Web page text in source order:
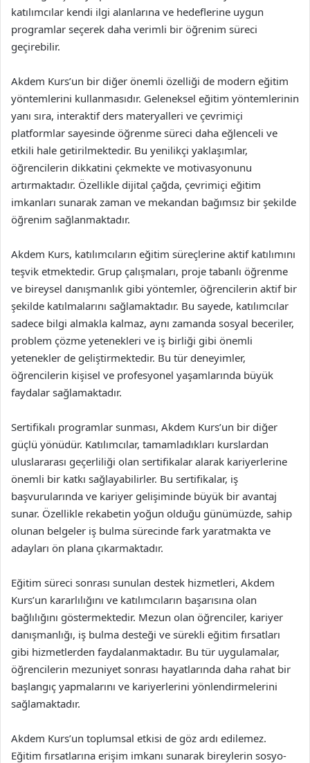
katılımcılar kendi ilgi alanlarına ve hedeflerine uygun
programlar seçerek daha verimli bir öğrenim süreci
geçirebilir.
Akdem Kurs’un bir diğer önemli özelliği de modern eğitim
yöntemlerini kullanmasıdır. Geleneksel eğitim yöntemlerinin
yanı sıra, interaktif ders materyalleri ve çevrimiçi
platformlar sayesinde öğrenme süreci daha eğlenceli ve
etkili hale getirilmektedir. Bu yenilikçi yaklaşımlar,
öğrencilerin dikkatini çekmekte ve motivasyonunu
artırmaktadır. Özellikle dijital çağda, çevrimiçi eğitim
imkanları sunarak zaman ve mekandan bağımsız bir şekilde
öğrenim sağlanmaktadır.
Akdem Kurs, katılımcıların eğitim süreçlerine aktif katılımını
teşvik etmektedir. Grup çalışmaları, proje tabanlı öğrenme
ve bireysel danışmanlık gibi yöntemler, öğrencilerin aktif bir
şekilde katılmalarını sağlamaktadır. Bu sayede, katılımcılar
sadece bilgi almakla kalmaz, aynı zamanda sosyal beceriler,
problem çözme yetenekleri ve iş birliği gibi önemli
yetenekler de geliştirmektedir. Bu tür deneyimler,
öğrencilerin kişisel ve profesyonel yaşamlarında büyük
faydalar sağlamaktadır.
Sertifikalı programlar sunması, Akdem Kurs’un bir diğer
güçlü yönüdür. Katılımcılar, tamamladıkları kurslardan
uluslararası geçerliliği olan sertifikalar alarak kariyerlerine
önemli bir katkı sağlayabilirler. Bu sertifikalar, iş
başvurularında ve kariyer gelişiminde büyük bir avantaj
sunar. Özellikle rekabetin yoğun olduğu günümüzde, sahip
olunan belgeler iş bulma sürecinde fark yaratmakta ve
adayları ön plana çıkarmaktadır.
Eğitim süreci sonrası sunulan destek hizmetleri, Akdem
Kurs’un kararlılığını ve katılımcıların başarısına olan
bağlılığını göstermektedir. Mezun olan öğrenciler, kariyer
danışmanlığı, iş bulma desteği ve sürekli eğitim fırsatları
gibi hizmetlerden faydalanmaktadır. Bu tür uygulamalar,
öğrencilerin mezuniyet sonrası hayatlarında daha rahat bir
başlangıç yapmalarını ve kariyerlerini yönlendirmelerini
sağlamaktadır.
Akdem Kurs’un toplumsal etkisi de göz ardı edilemez.
Eğitim fırsatlarına erişim imkanı sunarak bireylerin sosyo-